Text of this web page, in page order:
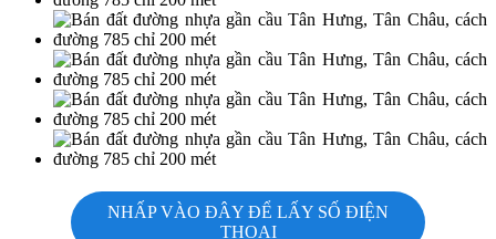
NHẤP VÀO ĐÂY ĐỂ LẤY SỐ ĐIỆN
THOẠI